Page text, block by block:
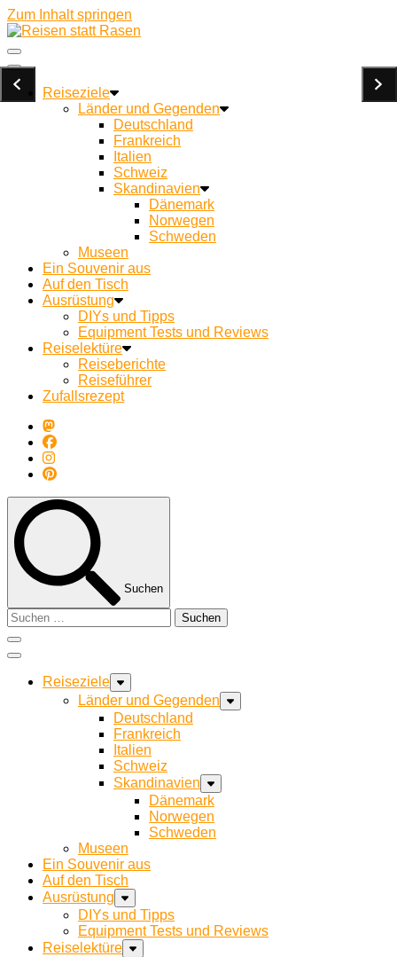
Zum Inhalt springen
Reisen statt Rasen
unterwegs
Reiseziele
Länder und Gegenden
Deutschland
Frankreich
Italien
Schweiz
Skandinavien
Dänemark
Norwegen
Schweden
Museen
Ein Souvenir aus
Auf den Tisch
Ausrüstung
DIYs und Tipps
Equipment Tests und Reviews
Reiselektüre
Reiseberichte
Reiseführer
Zufallsrezept
Suchen
Suchen
nach:
Reiseziele
Länder und Gegenden
Deutschland
Frankreich
Italien
Schweiz
Skandinavien
Dänemark
Norwegen
Schweden
Museen
Ein Souvenir aus
Auf den Tisch
Ausrüstung
DIYs und Tipps
Equipment Tests und Reviews
Reiselektüre